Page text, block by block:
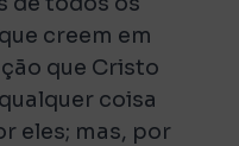
creem em
que Cristo
coisa
eles; mas, por